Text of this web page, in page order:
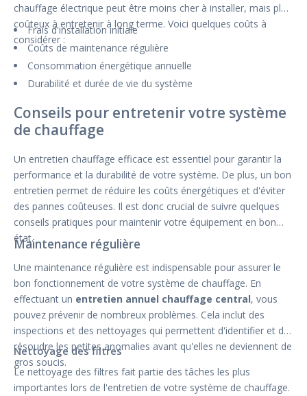
chauffage électrique peut être moins cher à installer, mais plus
coûteux à entretenir à long terme. Voici quelques coûts à
considérer :
Frais d'installation initiale
Coûts de maintenance régulière
Consommation énergétique annuelle
Durabilité et durée de vie du système
Conseils pour entretenir votre système
de chauffage
Un entretien chauffage efficace est essentiel pour garantir la
performance et la durabilité de votre système. De plus, un bon
entretien permet de réduire les coûts énergétiques et d'éviter
des pannes coûteuses. Il est donc crucial de suivre quelques
conseils pratiques pour maintenir votre équipement en bon
état.
Maintenance régulière
Une maintenance régulière est indispensable pour assurer le
bon fonctionnement de votre système de chauffage. En
effectuant un entretien annuel chauffage central, vous
pouvez prévenir de nombreux problèmes. Cela inclut des
inspections et des nettoyages qui permettent d'identifier et de
résoudre les petites anomalies avant qu'elles ne deviennent de
gros soucis.
Nettoyage des filtres
Le nettoyage des filtres fait partie des tâches les plus
importantes lors de l'entretien de votre système de chauffage.